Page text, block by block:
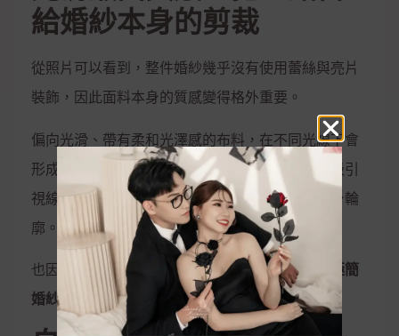
給婚紗本身的剪裁
從照片可以看到，整件婚紗幾乎沒有使用蕾絲與亮片
裝飾，因此面料本身的質感變得格外重要。
偏向光滑、帶有柔和光澤感的布料，在不同光線下會
形成自然明暗變化。比起華麗婚紗直接利用裝飾吸引
視線，這種設計更講究布料垂墜度、腰線以及裙身輪
廓。
也因為視覺元素單純，特別適合喜歡
韓系婚紗、極簡
婚紗、緞面婚紗與法式簡約婚紗
的新娘。